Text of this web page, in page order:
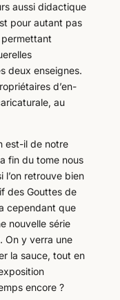
aussi didactique
pour autant pas
deux enseignes.
d’en-
au
est-il de notre
fin du tome nous
l’on retrouve bien
des Gouttes de
cependant que
nouvelle série
On y verra une
la sauce, tout en
encore ?